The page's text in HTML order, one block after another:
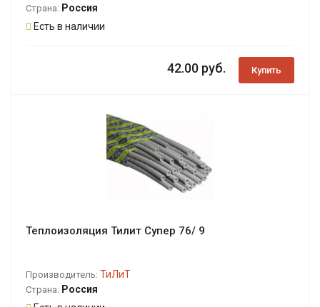
Страна: Россия
Есть в наличии
42.00 руб. Купить
Теплоизоляция Тилит Супер 76/ 9
Производитель: ТиЛиТ
Страна: Россия